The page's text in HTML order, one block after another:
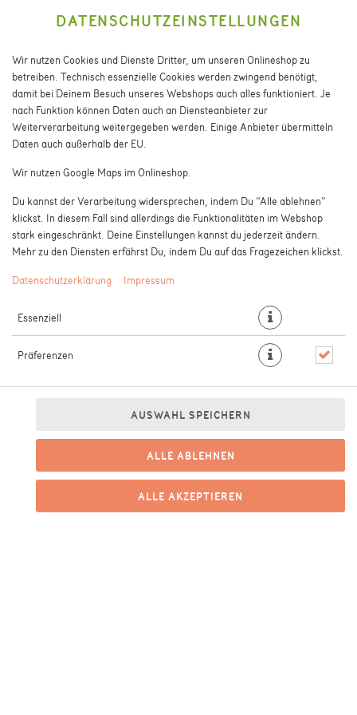
DATENSCHUTZEINSTELLUNGEN
Wir nutzen Cookies und Dienste Dritter, um unseren Onlineshop zu
betreiben. Technisch essenzielle Cookies werden zwingend benötigt,
damit bei Deinem Besuch unseres Webshops auch alles funktioniert. Je
nach Funktion können Daten auch an Diensteanbieter zur
Weiterverarbeitung weitergegeben werden. Einige Anbieter übermitteln
Daten auch außerhalb der EU.
Wir nutzen Google Maps im Onlineshop.
Du kannst der Verarbeitung widersprechen, indem Du "Alle ablehnen"
klickst. In diesem Fall sind allerdings die Funktionalitäten im Webshop
stark eingeschränkt. Deine Einstellungen kannst du jederzeit ändern.
Mehr zu den Diensten erfährst Du, indem Du auf das Fragezeichen klickst.
Datenschutzerklärung
Impressum
Essenziell
Präferenzen
AUSWAHL SPEICHERN
ALLE ABLEHNEN
ALLE AKZEPTIEREN
INSALATA MISTA
gemischter italienischer Salat mit Gurke, Cherrytomaten, Oliven und
roten Zwiebeln
9,50 € *